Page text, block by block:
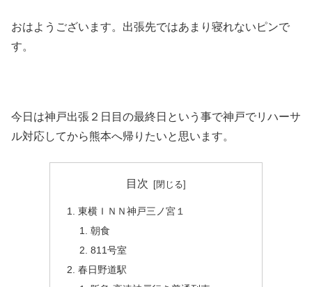
おはようございます。出張先ではあまり寝れないピンで
す。
今日は神戸出張２日目の最終日という事で神戸でリハーサ
ル対応してから熊本へ帰りたいと思います。
目次
東横ＩＮＮ神戸三ノ宮１
朝食
811号室
春日野道駅